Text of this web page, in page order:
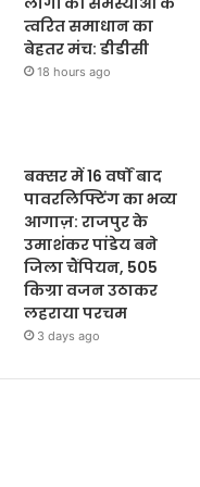
त्वरित समाधान का
बेहतर मंच: डीडीसी
18 hours ago
बक्सर में 16 वर्षों बाद
पावरलिफ्टिंग का भव्य
आगाज़: राजपुर के
उमाशंकर पांडेय बने
जिला चैंपियन, 505
किग्रा वजन उठाकर
लहराया परचम
3 days ago